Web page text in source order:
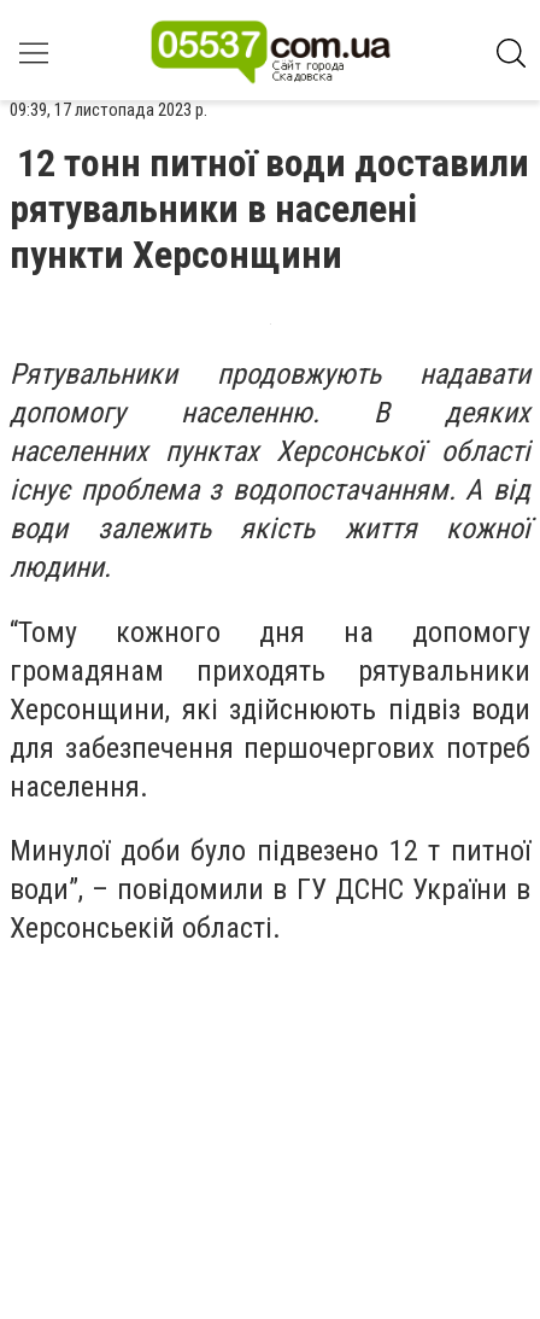
09:39, 17 листопада 2023 р.
12 тонн питної води доставили
рятувальники в населені
пункти Херсонщини
Рятувальники продовжують надавати
допомогу населенню. В деяких
населенних пунктах Херсонської області
існує проблема з водопостачанням. А від
води залежить якість життя кожної
людини.
“Тому кожного дня на допомогу
громадянам приходять рятувальники
Херсонщини, які здійснюють підвіз води
для забезпечення першочергових потреб
населення.
Минулої доби було підвезено 12 т питної
води”, – повідомили в ГУ ДСНС України в
Херсонсьекій області.